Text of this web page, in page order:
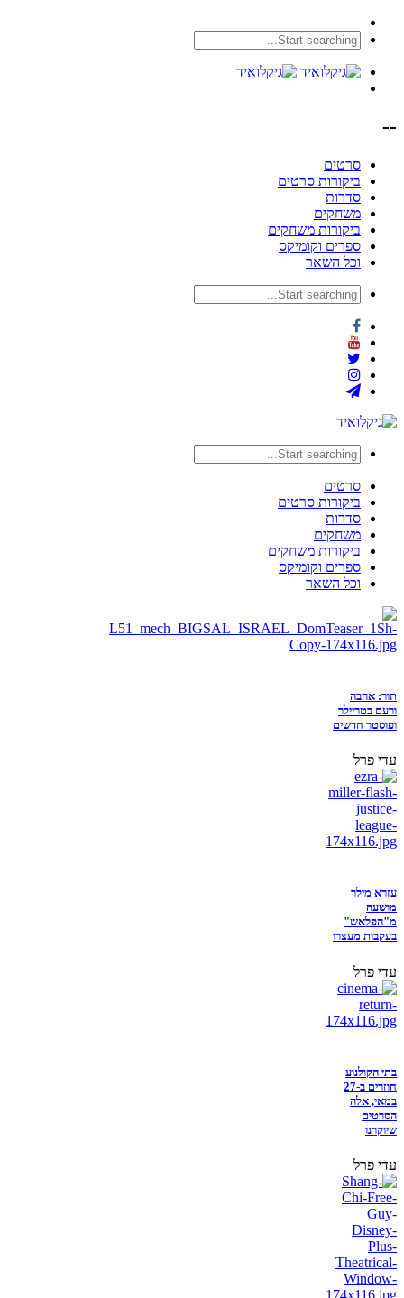
--
סרטים
ביקורות סרטים
סדרות
משחקים
ביקורות משחקים
ספרים וקומיקס
וכל השאר
סרטים
ביקורות סרטים
סדרות
משחקים
ביקורות משחקים
ספרים וקומיקס
וכל השאר
תור: אהבה
ורעם בטריילר
ופוסטר חדשים
עדי פרל
עזרא מילר
מושעה
מ"הפלאש"
בעקבות מעצרו
עדי פרל
בתי הקולנוע
חוזרים ב-27
במאי, אלה
הסרטים
שיוקרנו
עדי פרל